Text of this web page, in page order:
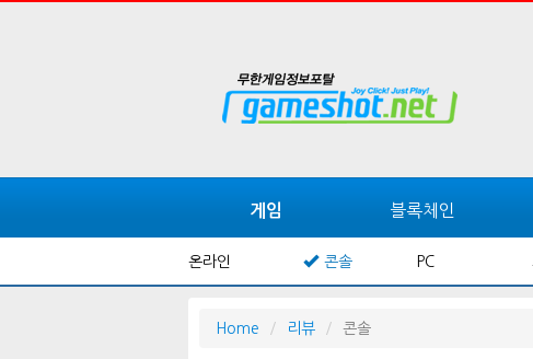
게임 블록체인
온라인 콘솔 PC
Home 리뷰 콘솔